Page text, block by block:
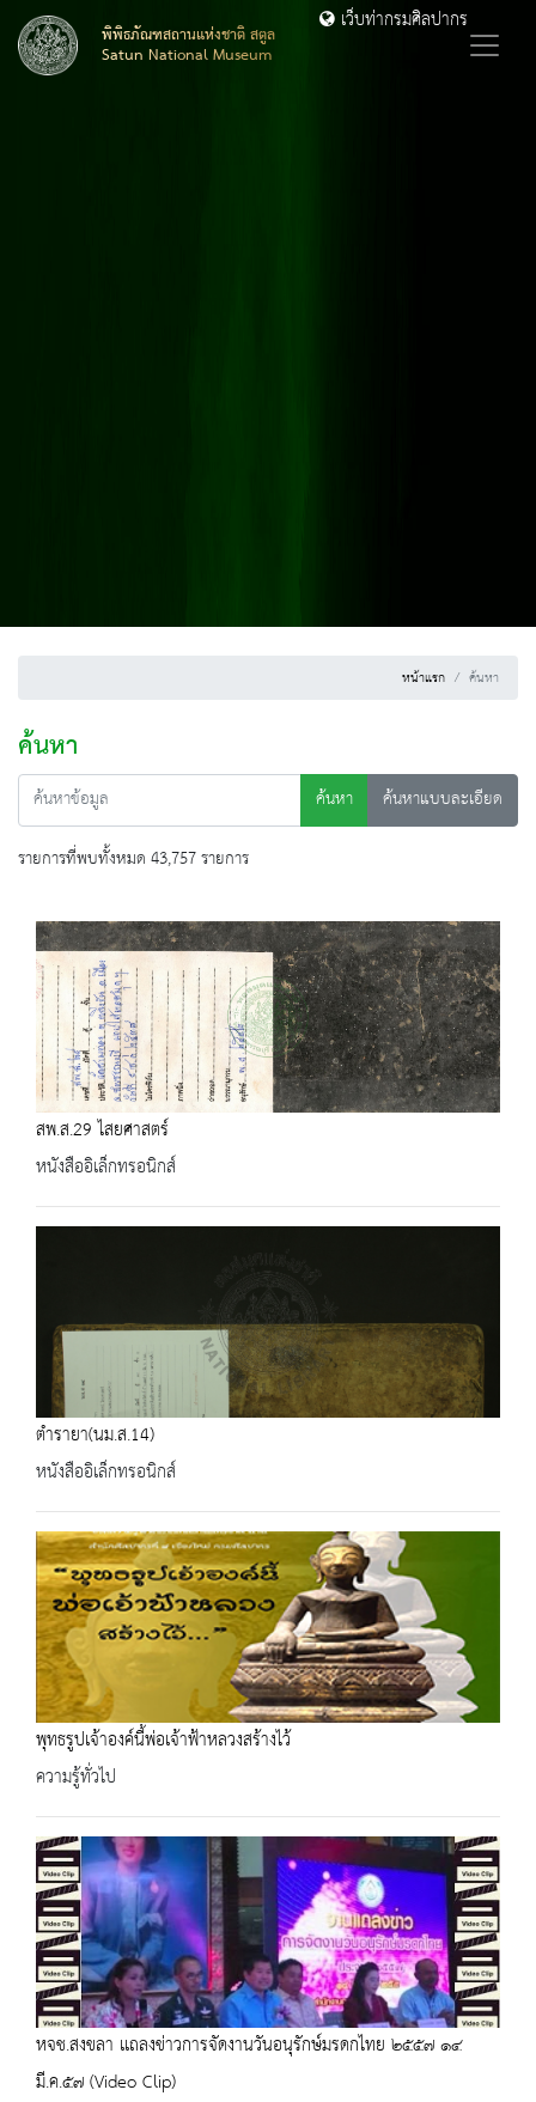
พิพิธภัณฑสถานแห่งชาติ สตูล
Satun National Museum
เว็บท่ากรมศิลปากร
หน้าแรก ค้นหา
ค้นหา
ค้นหา
ค้นหาแบบละเอียด
รายการที่พบทั้งหมด 43,757 รายการ
สพ.ส.29 ไสยศาสตร์
หนังสืออิเล็กทรอนิกส์
ตำรายา(นม.ส.14)
หนังสืออิเล็กทรอนิกส์
พุทธรูปเจ้าองค์นี้พ่อเจ้าฟ้าหลวงสร้างไว้
ความรู้ทั่วไป
หจช.สงขลา เเถลงข่าวการจัดงานวันอนุรักษ์มรดกไทย ๒๕๕๗ ๑๔
มี.ค.๕๗ (Video Clip)